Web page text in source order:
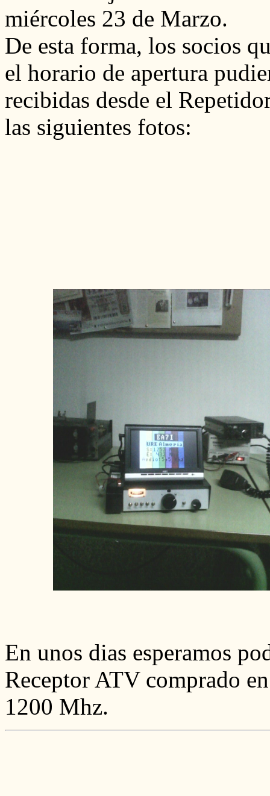
miércoles 23 de Marzo.
De esta forma, los socios
el horario de apertura
recibidas desde el
las siguientes fotos:
En unos dias esperamos
Receptor ATV comprado
1200 Mhz.